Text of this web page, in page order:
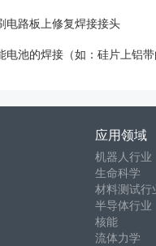
电路板上修复焊接接头
电池的焊接（如：硅片上铝带
应用领域
机器人行业
生命科学
材料测试行
半导体行业
核能
流体力学